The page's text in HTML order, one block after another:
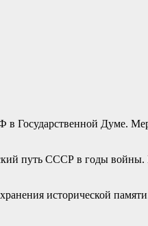
Государственной Думе.
путь СССР в годы войны.
исторической